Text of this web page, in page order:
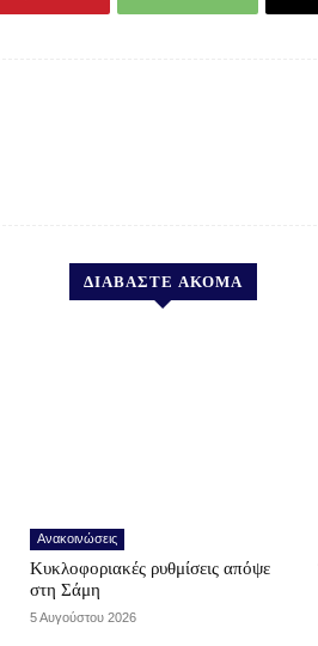
ΔΙΑΒΑΣΤΕ ΑΚΟΜΑ
Ανακοινώσεις
Κυκλοφοριακές ρυθμίσεις απόψε
στη Σάμη
5 Αυγούστου 2026